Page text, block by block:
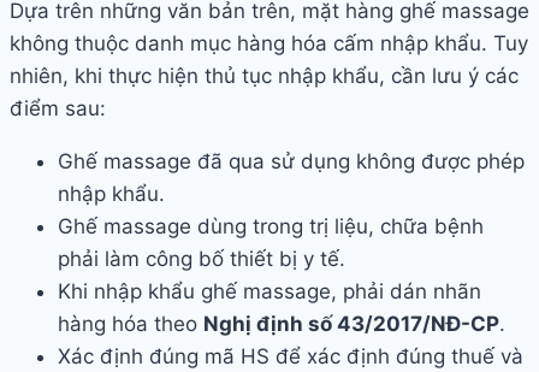
Dựa trên những văn bản trên, mặt hàng ghế massage
không thuộc danh mục hàng hóa cấm nhập khẩu. Tuy
nhiên, khi thực hiện thủ tục nhập khẩu, cần lưu ý các
điểm sau:
Ghế massage đã qua sử dụng không được phép
nhập khẩu.
Ghế massage dùng trong trị liệu, chữa bệnh
phải làm công bố thiết bị y tế.
Khi nhập khẩu ghế massage, phải dán nhãn
hàng hóa theo Nghị định số 43/2017/NĐ-CP.
Xác định đúng mã HS để xác định đúng thuế và